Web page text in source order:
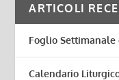
ARTICOLI
Foglio Settimanale
Calendario